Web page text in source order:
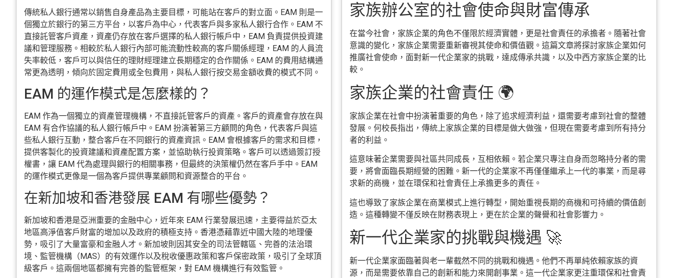
傳統私人銀行通常以銷售自身產品為主要目標，可能站在客戶的對立面。EAM 則是一
個獨立於銀行的第三方平台，以客戶為中心，代表客戶與多家私人銀行合作。EAM 不
直接託管客戶資產，資產仍存放在客戶選擇的私人銀行帳戶中，EAM 負責提供投資建
議和管理服務。相較於私人銀行內部可能流動性較高的客戶關係經理，EAM 的人員流
失率較低，客戶可以與信任的理財經理建立長期穩定的合作關係。EAM 的費用結構通
常更為透明，傾向於固定費用或全包費用，與私人銀行按交易金額收費的模式不同。
EAM 的運作模式是怎麼樣的？
EAM 作為一個獨立的資產管理機構，不直接託管客戶的資產。客戶的資產會存放在與
EAM 有合作協議的私人銀行帳戶中。EAM 扮演著第三方顧問的角色，代表客戶與這
些私人銀行互動，整合客戶在不同銀行的資產資訊。EAM 會根據客戶的需求和目標，
提供客製化的投資建議和資產配置方案，並協助執行投資策略。客戶可以透過簽訂授
權書，讓 EAM 代為處理與銀行的相關事務，但最終的決策權仍然在客戶手中。EAM
的運作模式更像是一個為客戶提供專業顧問和資源整合的平台。
在新加坡和香港發展 EAM 有哪些優勢？
新加坡和香港是亞洲重要的金融中心，近年來 EAM 行業發展迅速，主要得益於亞太
地區高淨值客戶財富的增加以及政府的積極支持。香港憑藉靠近中國大陸的地理優
勢，吸引了大量富豪和金融人才。新加坡則因其安全的司法管轄區、完善的法治環
境、監管機構（MAS）的有效運作以及稅收優惠政策和客戶保密政策，吸引了全球頂
級客戶。這兩個地區都擁有完善的監管框架，對 EAM 機構進行有效監管。
家族辦公室的社會使命與財富傳承
在當今社會，家族企業的角色不僅限於經濟實體，更是社會責任的承擔者。隨著社會
意識的變化，家族企業需要重新審視其使命和價值觀。這篇文章將探討家族企業如何
推廣社會使命，面對新一代企業家的挑戰，達成傳承共識，以及中西方家族企業的比
較。
家族企業的社會責任 🌍
家族企業在社會中扮演著重要的角色，除了追求經濟利益，還需要考慮到社會的整體
發展。何校長指出，傳統上家族企業的目標是做大做強，但現在需要考慮到所有持分
者的利益。
這意味著企業需要與社區共同成長，互相依賴。若企業只專注自身而忽略持分者的需
要，將會面臨長期經營的困難。新一代的企業家不再僅僅繼承上一代的事業，而是尋
求新的商機，並在環保和社會責任上承擔更多的責任。
這也導致了家族企業在商業模式上進行轉型，開始重視長期的商機和可持續的價值創
造。這種轉變不僅反映在財務表現上，更在於企業的聲譽和社會影響力。
新一代企業家的挑戰與機遇 🚀
新一代企業家面臨著與老一輩截然不同的挑戰和機遇。他們不再單純依賴家族的資
源，而是需要依靠自己的創新和能力來開創事業。這一代企業家更注重環保和社會責